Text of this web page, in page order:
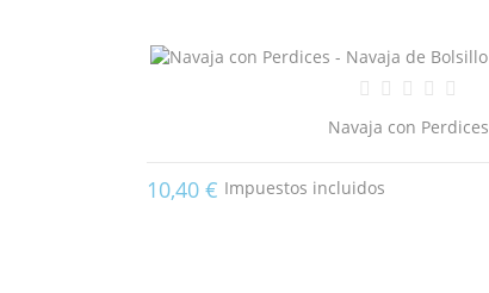
Navaja con Perdices
10,40 € Impuestos incluidos